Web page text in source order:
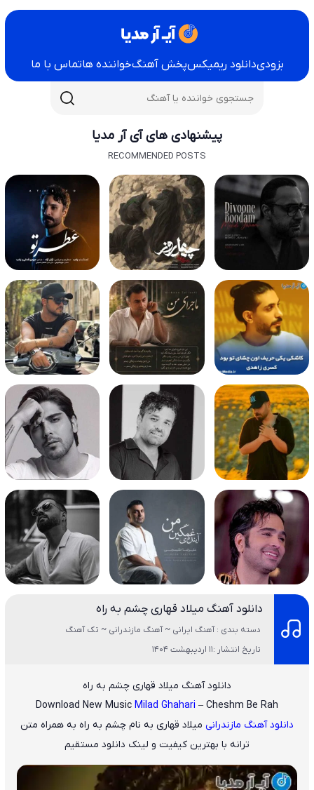
بزودیدانلود ریمیکسپخش آهنگخواننده هاتماس با ما
پیشنهادی های آی آر مدیا
RECOMMENDED POSTS
دانلود آهنگ میلاد قهاری چشم به راه
دسته بندی : آهنگ ایرانی ~ آهنگ مازندرانی ~ تک آهنگ
تاریخ انتشار :11 اردیبهشت 1404
دانلود آهنگ میلاد قهاری چشم به راه
Download New Music Milad Ghahari – Cheshm Be Rah
دانلود آهنگ مازندرانی میلاد قهاری به نام چشم به راه به همراه متن
ترانه با بهترین کیفیت و لینک دانلود مستقیم